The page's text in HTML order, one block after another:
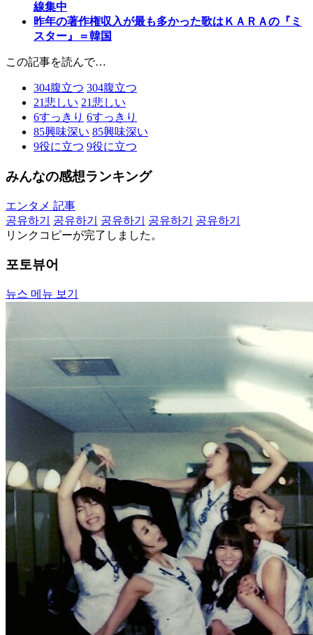
線集中
昨年の著作権収入が最も多かった歌はＫＡＲＡの『ミ
スター』＝韓国
この記事を読んで…
304腹立つ 304腹立つ
21悲しい 21悲しい
6すっきり 6すっきり
85興味深い 85興味深い
9役に立つ 9役に立つ
みんなの感想ランキング
エンタメ 記事
공유하기
공유하기 공유하기 공유하기
공유하기
リンクコピーが完了しました。
포토뷰어
뉴스 메뉴 보기